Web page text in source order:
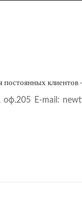
постоянных клиентов
E-mail: